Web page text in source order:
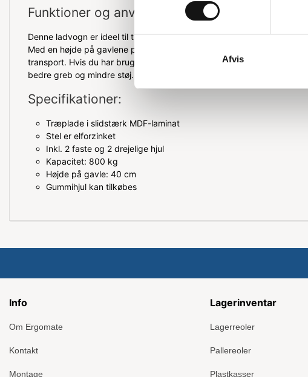
Afvis
Funktioner og anvendelse
Denne ladvogn er ideel til transport af tunge genstande, da den kan
Med en højde på gavlene på 40 cm sikrer den, at lasten holdes sikkert
transport. Hvis du har brug for ekstra stabilitet, kan du tilkøbe
bedre greb og mindre støj.
Specifikationer:
Træplade i slidstærk MDF-laminat
Stel er elforzinket
Inkl. 2 faste og 2 drejelige hjul
Kapacitet: 800 kg
Højde på gavle: 40 cm
Gummihjul kan tilkøbes
Info
Om Ergomate
Kontakt
Montage
Lagerinventar
Lagerreoler
Pallereoler
Plastkasser